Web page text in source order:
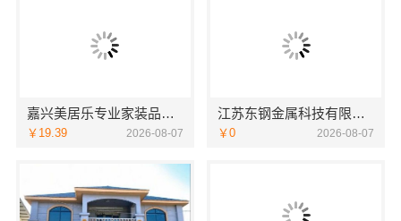
嘉兴美居乐专业家装品质口碑推荐
￥19.39 2026-08-07
江苏东钢金属科技有限公司：工厂怎么样
￥0 2026-08-07